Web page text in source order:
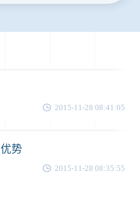
供移动破碎机图片价格表。
几种型号？碎石机械设备一套价格？
吨建筑垃圾粉碎机？推荐用什么型号？
2015-11-28 08:41:05
势
2015-11-28 08:35:55